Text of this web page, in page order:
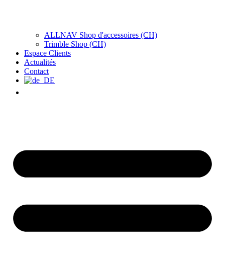
ALLNAV Shop d'accessoires (CH)
Trimble Shop (CH)
Espace Clients
Actualités
Contact